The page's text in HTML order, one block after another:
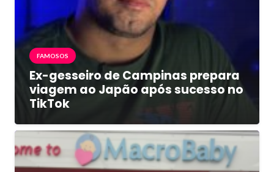
FAMOSOS
Ex-gesseiro de Campinas prepara
viagem ao Japão após sucesso no
TikTok